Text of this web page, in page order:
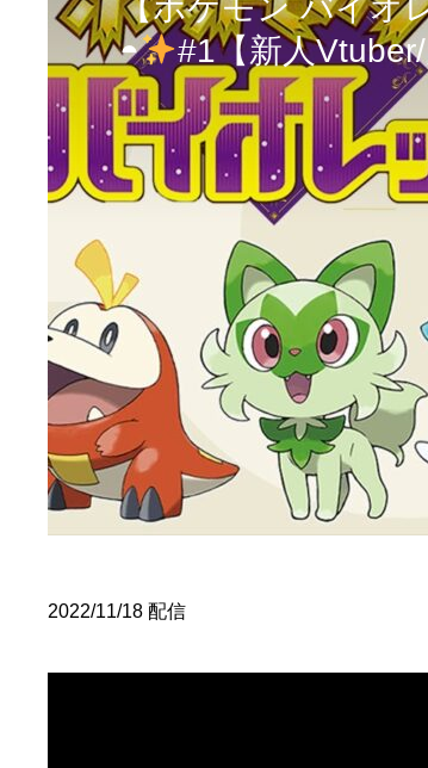
【ポケモン バイオ
◓
#1【新人
2022/11/18 配信